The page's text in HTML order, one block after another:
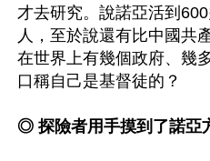
才去研究。說諾亞活到
人，至於說還有比中國共
在世界上有幾個政府、幾
口稱自己是基督徒的？
◎ 探險者用手摸到了諾亞